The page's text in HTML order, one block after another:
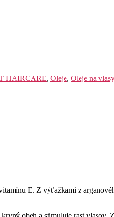
HAIRCARE, Oleje, Oleje na vlasy
E. Z výťažkami z
obeh a stimuluje rast vlasov.